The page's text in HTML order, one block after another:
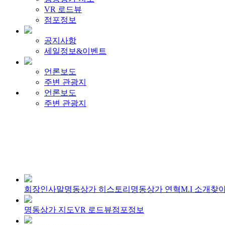
VR 로드뷰
점포정보
공지사항
세일정보&이벤트
언론보도
주변 관광지
언론보도
주변 관광지
회장인사말명동상가 히스토리 명동상가 연혁M.I 소개 찾
명동상가 지도VR 로드뷰점포정보